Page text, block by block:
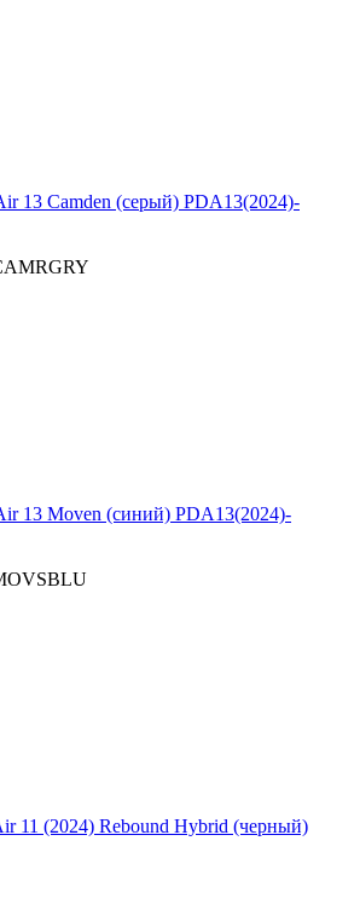
13 Camden (серый) PDA13(2024)-
13 Moven (синий) PDA13(2024)-
11 (2024) Rebound Hybrid (черный)